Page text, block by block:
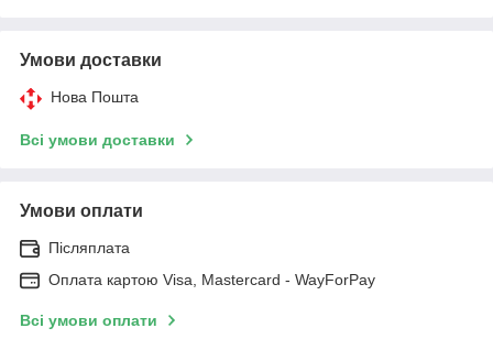
Умови доставки
Нова Пошта
Всі умови доставки
Умови оплати
Післяплата
Оплата картою Visa, Mastercard - WayForPay
Всі умови оплати